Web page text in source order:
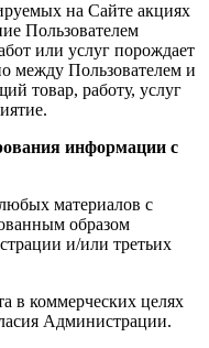
на Сайте акциях
Пользователем
или услуг порождает
между Пользователем и
товар, работу, услуг
информации с
материалов с
образом
и/или третьих
в коммерческих целях
Администрации.